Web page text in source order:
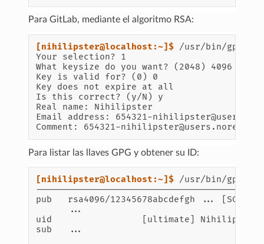
Para GitLab, mediante el algoritmo RSA:
[nihilipster@localhost:~]$ /usr/bin/gpg2
Your selection? 1
What keysize do you want? (2048) 4096
Key is valid for? (0) 0
Key does not expire at all
Is this correct? (y/N) y
Real name: Nihilipster
Email address: 654321-
Comment: 654321-
Para listar las llaves GPG y obtener su ID:
[nihilipster@localhost:~]$ /usr/bin/gpg2
---------------------------------------
pub   rsa4096/12345678abcdefgh ... [SC]
      ...
uid                 [ultimate] Nihilipster
sub   ...